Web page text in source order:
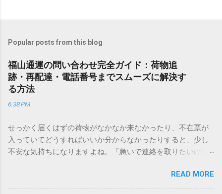
Popular posts from this blog
福山通運の問い合わせ完全ガイド：荷物追
跡・再配達・電話番号までスムーズに解決す
る方法
6:38 PM
せっかく届くはずの荷物がなかなか来なかったり、不在票が
入っていてどうすればいいか分からなかったりすると、少し
不安な気持ちになりますよね。「急いで連絡を取りたいけれ
きできる？」といった疑問を抱える方も多いはずです。 福山
通運は企業間物流のイメージが強いかもしれませんが、個人
READ MORE